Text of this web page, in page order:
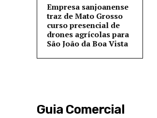
Empresa sanjoanense
traz de Mato Grosso
curso presencial de
drones agrícolas para
São João da Boa Vista
Guia Comercial